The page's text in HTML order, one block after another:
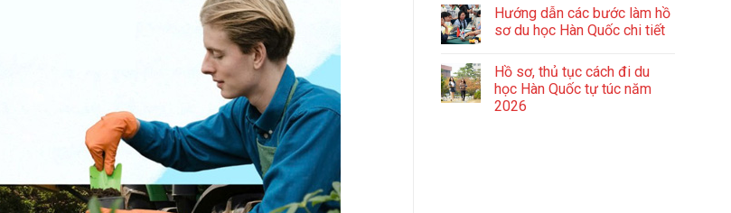
Hướng dẫn các bước làm hồ
sơ du học Hàn Quốc chi tiết
Hồ sơ, thủ tục cách đi du
học Hàn Quốc tự túc năm
2026